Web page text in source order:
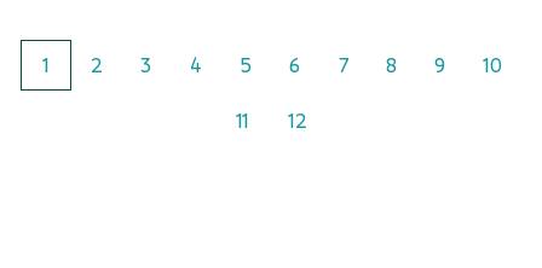
1 2 3 4 5 6 7 8 9 10
11 12